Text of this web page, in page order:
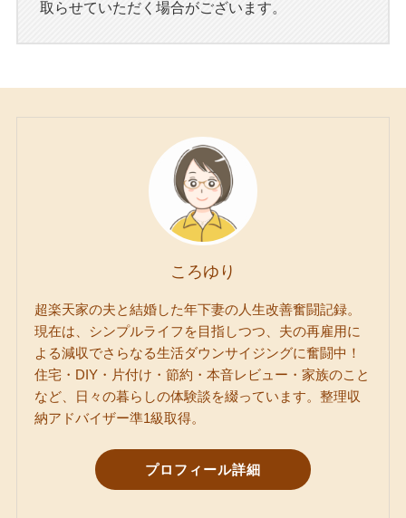
取らせていただく場合がございます。
ころゆり
超楽天家の夫と結婚した年下妻の人生改善奮闘記録。
現在は、シンプルライフを目指しつつ、夫の再雇用に
よる減収でさらなる生活ダウンサイジングに奮闘中！
住宅・DIY・片付け・節約・本音レビュー・家族のこと
など、日々の暮らしの体験談を綴っています。整理収
納アドバイザー準1級取得。
プロフィール詳細